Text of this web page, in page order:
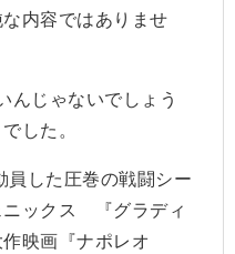
内容ではありませ
んじゃないでしょう
した。
員した圧巻の戦闘シー
ックス 『グラディ
映画『ナポレオ